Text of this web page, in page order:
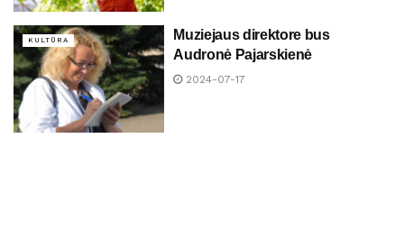
KULTŪRA
Muziejaus direktore bus
Audronė Pajarskienė
2024-07-17